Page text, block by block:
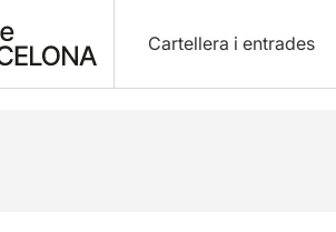
Cartellera i entrades